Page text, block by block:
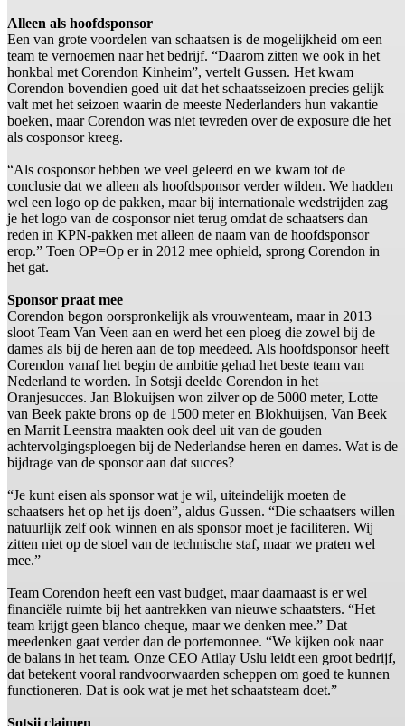
Alleen als hoofdsponsor
Een van grote voordelen van schaatsen is de mogelijkheid om een
team te vernoemen naar het bedrijf. “Daarom zitten we ook in het
honkbal met Corendon Kinheim”, vertelt Gussen. Het kwam
Corendon bovendien goed uit dat het schaatsseizoen precies gelijk
valt met het seizoen waarin de meeste Nederlanders hun vakantie
boeken, maar Corendon was niet tevreden over de exposure die het
als cosponsor kreeg.
“Als cosponsor hebben we veel geleerd en we kwam tot de
conclusie dat we alleen als hoofdsponsor verder wilden. We hadden
wel een logo op de pakken, maar bij internationale wedstrijden zag
je het logo van de cosponsor niet terug omdat de schaatsers dan
reden in KPN-pakken met alleen de naam van de hoofdsponsor
erop.” Toen OP=Op er in 2012 mee ophield, sprong Corendon in
het gat.
Sponsor praat mee
Corendon begon oorspronkelijk als vrouwenteam, maar in 2013
sloot Team Van Veen aan en werd het een ploeg die zowel bij de
dames als bij de heren aan de top meedeed. Als hoofdsponsor heeft
Corendon vanaf het begin de ambitie gehad het beste team van
Nederland te worden. In Sotsji deelde Corendon in het
Oranjesucces. Jan Blokuijsen won zilver op de 5000 meter, Lotte
van Beek pakte brons op de 1500 meter en Blokhuijsen, Van Beek
en Marrit Leenstra maakten ook deel uit van de gouden
achtervolgingsploegen bij de Nederlandse heren en dames. Wat is de
bijdrage van de sponsor aan dat succes?
“Je kunt eisen als sponsor wat je wil, uiteindelijk moeten de
schaatsers het op het ijs doen”, aldus Gussen. “Die schaatsers willen
natuurlijk zelf ook winnen en als sponsor moet je faciliteren. Wij
zitten niet op de stoel van de technische staf, maar we praten wel
mee.”
Team Corendon heeft een vast budget, maar daarnaast is er wel
financiële ruimte bij het aantrekken van nieuwe schaatsters. “Het
team krijgt geen blanco cheque, maar we denken mee.” Dat
meedenken gaat verder dan de portemonnee. “We kijken ook naar
de balans in het team. Onze CEO Atilay Uslu leidt een groot bedrijf,
dat betekent vooral randvoorwaarden scheppen om goed te kunnen
functioneren. Dat is ook wat je met het schaatsteam doet.”